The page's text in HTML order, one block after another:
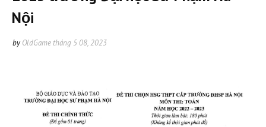
Nội
by OldGame tháng 5 08, 2023